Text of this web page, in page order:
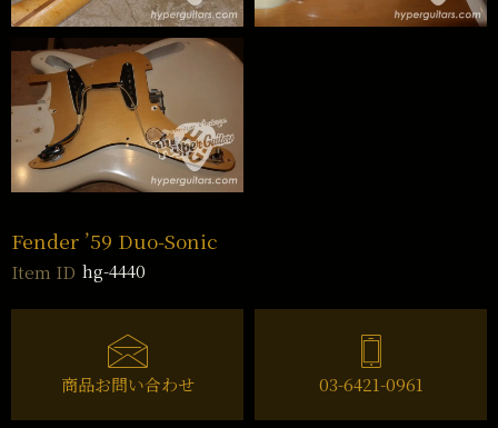
Fender ’59 Duo-Sonic
Item ID hg-4440
商品お問い合わせ 03-6421-0961